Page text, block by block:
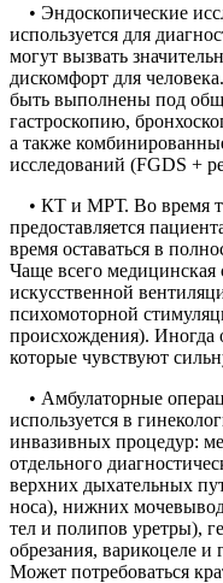
• Эндоскопические
используется для
могут вызвать
дискомфорт для
быть выполнены под
гастроскопию,
а также
исследований (FGDS +
• КТ и МРТ. Во время
предоставляется
время оставаться в
Чаще всего медицинская
искусственной
психомоторной
происхождения). Иногда
которые чувствуют
• Амбулаторные
используется в
инвазивных процедур:
отдельного
верхних дыхательных
носа), нижних
тел и полипов уретры),
обрезания, варикоцеле и
Может потребоваться